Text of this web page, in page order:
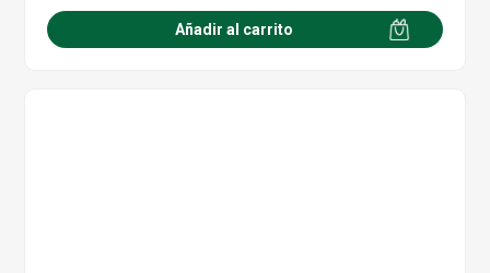
Añadir al carrito